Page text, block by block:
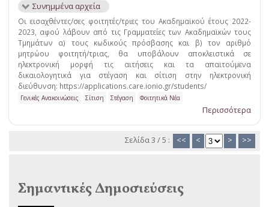
Συνημμένα αρχεία
Οι εισαχθέντες/σες φοιτητές/τριες του Ακαδημαϊκού έτους 2022-
2023, αφού λάβουν από τις Γραμματείες των Ακαδημαϊκών τους
Τμημάτων α) τους κωδικούς πρόσβασης και β) τον αριθμό
μητρώου φοιτητή/τριας, θα υποβάλουν αποκλειστικά σε
ηλεκτρονική μορφή τις αιτήσεις και τα απαιτούμενα
δικαιολογητικά για στέγαση και σίτιση στην ηλεκτρονική
διεύθυνση: https://applications.care.ionio.gr/students/
Γενικές Ανακοινώσεις Σίτιση Στέγαση Φοιτητικά Νέα
Περισσότερα
Σελίδα 3 / 5 : << < > >>
Σημαντικές Δημοσιεύσεις